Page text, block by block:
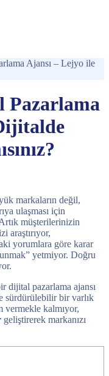
Ajansı – Lejyo ile
Pazarlama
markaların değil,
ulaşması için
müşterilerinizin
araştırıyor,
yorumlara göre karar
yetmiyor. Doğru
dijital pazarlama ajansı
sürdürülebilir bir varlık
vermekle kalmıyor,
geliştirerek markanızı